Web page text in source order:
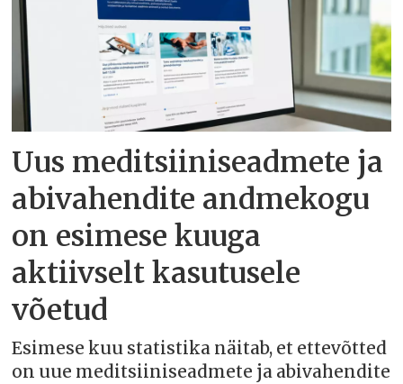
Uus meditsiiniseadmete ja
abivahendite andmekogu
on esimese kuuga
aktiivselt kasutusele
võetud
Esimese kuu statistika näitab, et ettevõtted
on uue meditsiiniseadmete ja abivahendite